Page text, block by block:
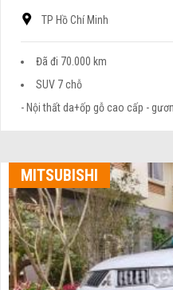
TP Hồ Chí Minh
Đã đi 70.000 km
SUV 7 chỗ
- Nội thất da+ốp gỗ cao cấp -
MITSUBISHI